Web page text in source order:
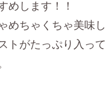
めします！！
めちゃくちゃ美味し
トがたっぷり入っ